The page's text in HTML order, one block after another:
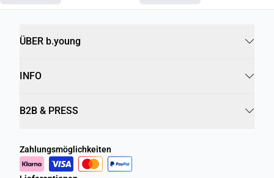
ÜBER b.young
INFO
B2B & PRESS
Zahlungsmöglichkeiten